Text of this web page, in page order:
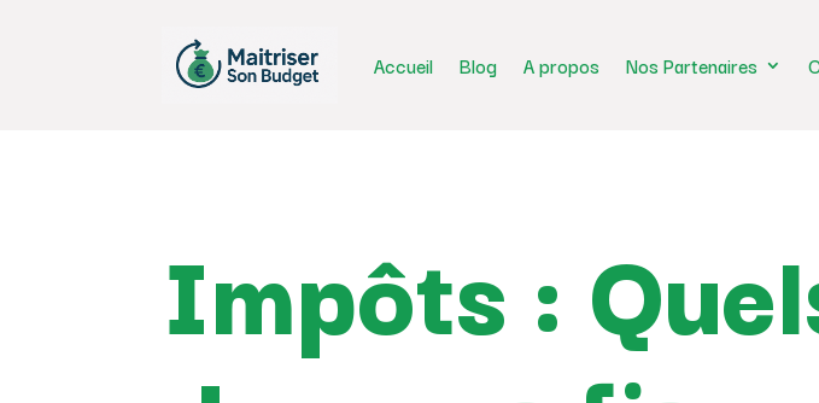
Accueil Blog A propos Nos Partenaires
Impôts :